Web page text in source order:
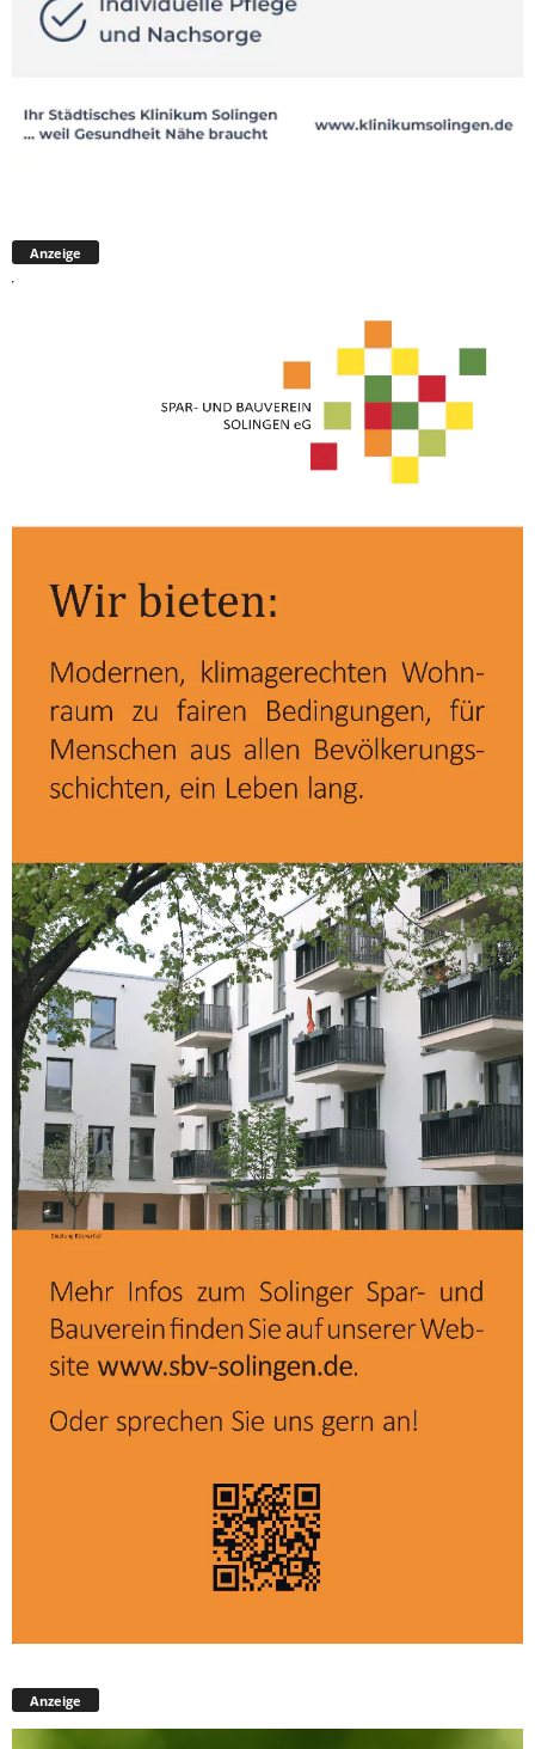
Anzeige
Anzeige